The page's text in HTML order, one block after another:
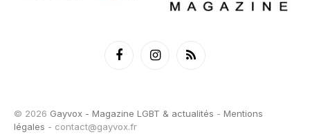
FacebookInstagramRSS
© 2026 Gayvox - Magazine LGBT & actualités - Mentions
légales - contact@gayvox.fr